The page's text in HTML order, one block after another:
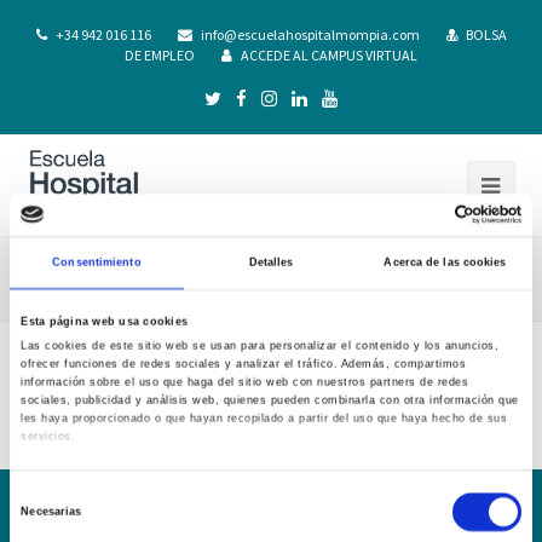
Consentimiento Detalles Acerca de las cookies
Esta página web usa cookies
Las cookies de este sitio web se usan para personalizar el contenido y los anuncios,
ofrecer funciones de redes sociales y analizar el tráfico. Además, compartimos
información sobre el uso que haga del sitio web con nuestros partners de redes
sociales, publicidad y análisis web, quienes pueden combinarla con otra información que
les haya proporcionado o que hayan recopilado a partir del uso que haya hecho de sus
servicios.
Necesarias
+34 942 016 116 info@escuelahospitalmompia.com
BOLSA
DE EMPLEO
ACCEDE AL CAMPUS VIRTUAL
Listado convenios practicas 20-21
Listado convenios practicas 20-21